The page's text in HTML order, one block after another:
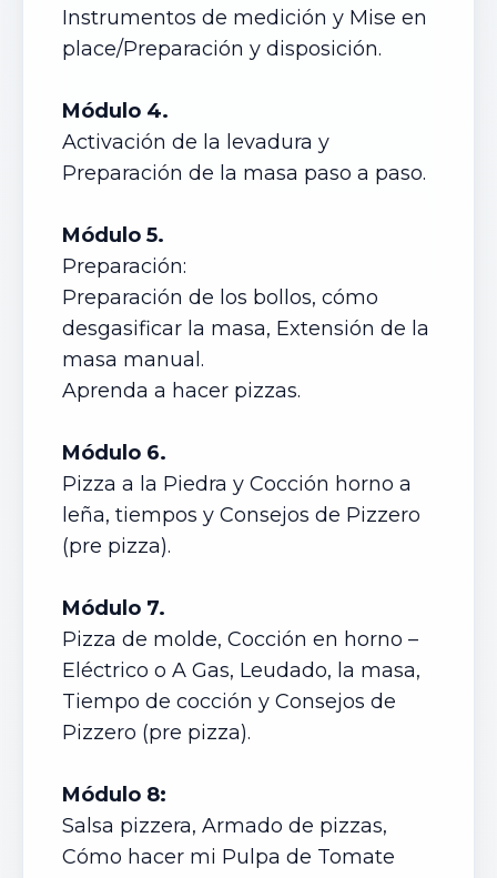
Instrumentos de medición y Mise en
place/Preparación y disposición.
Módulo 4.
Activación de la levadura y
Preparación de la masa paso a paso.
Módulo 5.
Preparación:
Preparación de los bollos, cómo
desgasificar la masa, Extensión de la
masa manual.
Aprenda a hacer pizzas.
Módulo 6.
Pizza a la Piedra y Cocción horno a
leña, tiempos y Consejos de Pizzero
(pre pizza).
Módulo 7.
Pizza de molde, Cocción en horno –
Eléctrico o A Gas, Leudado, la masa,
Tiempo de cocción y Consejos de
Pizzero (pre pizza).
Módulo 8:
Salsa pizzera, Armado de pizzas,
Cómo hacer mi Pulpa de Tomate